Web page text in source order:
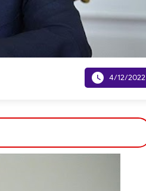
 4/12/2022